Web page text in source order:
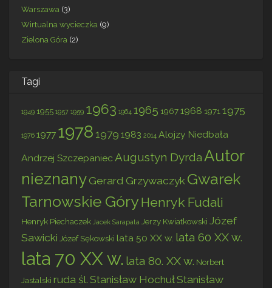
Warszawa (3)
Wirtualna wycieczka (9)
Zielona Góra (2)
Tagi
1949 1955 1957 1959 1963 1964 1965 19671968 1971 1975
1976 1977 1978 1979 1983 2014 Alojzy Niedbała
Andrzej Szczepaniec Augustyn Dyrda Autor
nieznany Gerard Grzywaczyk Gwarek
Tarnowskie GóryHenryk Fudali
Henryk Piechaczek Jacek Sarapata Jerzy Kwiatkowski Józef
Sawicki Józef Sękowski lata 50 XX w. lata 60 XX w.
lata 70 XX w. lata 80. XX w. Norbert
Jastalski ruda śl. Stanisław HochułStanisław